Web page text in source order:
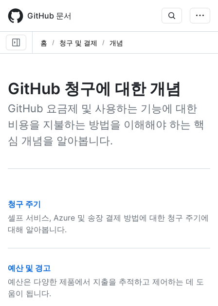
main
content
GitHub 문서
홈 청구 및 결제 개념
GitHub 청구에 대한 개념
GitHub 요금제 및 사용하는 기능에 대한
비용을 지불하는 방법을 이해해야 하는 핵
심 개념을 알아봅니다.
청구 주기
셀프 서비스, Azure 및 송장 결제 방법에 대한 청구 주기에
대해 알아봅니다.
예산 및 경고
예산은 다양한 제품에서 지출을 추적하고 제어하는 데 도
움이 됩니다.